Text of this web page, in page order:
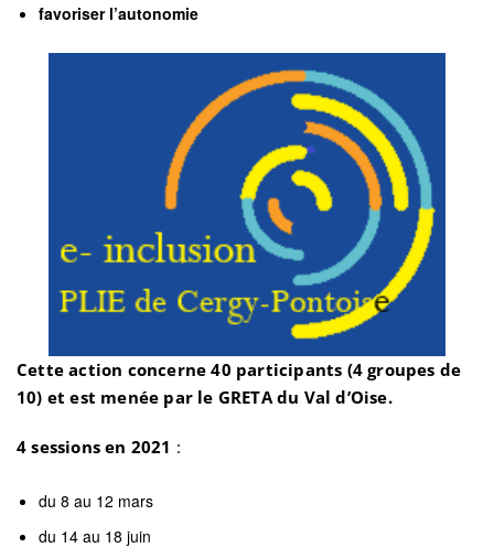
favoriser l’autonomie
Cette action concerne 40 participants (4 groupes de
10) et est menée par le GRETA du Val d’Oise.
4 sessions en 2021 :
du 8 au 12 mars
du 14 au 18 juin